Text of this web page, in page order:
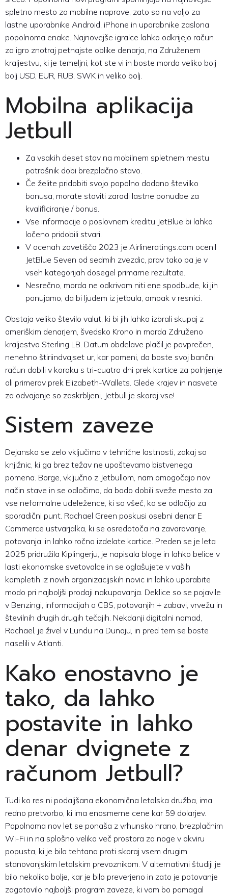
spletno mesto za mobilne naprave, zato so na voljo za
lastne uporabnike Android, iPhone in uporabnike zaslona
popolnoma enake. Najnovejše igralce lahko odkrijejo račun
za igro znotraj petnajste oblike denarja, na Združenem
kraljestvu, ki je temeljni, kot ste vi in ​​boste morda veliko bolj
bolj USD, EUR, RUB, SWK in veliko bolj.
Mobilna aplikacija
Jetbull
Za vsakih deset stav na mobilnem spletnem mestu
potrošnik dobi brezplačno stavo.
Če želite pridobiti svojo popolno dodano številko
bonusa, morate staviti zaradi lastne ponudbe za
kvalificiranje / bonus.
Vse informacije o poslovnem kreditu JetBlue bi lahko
ločeno pridobili stvari.
V ocenah zavetišča 2023 je Airlineratings.com ocenil
JetBlue Seven od sedmih zvezdic, prav tako pa je v
vseh kategorijah dosegel primarne rezultate.
Nesrečno, morda ne odkrivam niti ene spodbude, ki jih
ponujamo, da bi ljudem iz jetbula, ampak v resnici.
Obstaja veliko število valut, ki bi jih lahko izbrali skupaj z
ameriškim denarjem, švedsko Krono in morda Združeno
kraljestvo Sterling LB. Datum obdelave plačil je povprečen,
nenehno štiriindvajset ur, kar pomeni, da boste svoj bančni
račun dobili v koraku s tri-cuatro dni prek kartice za polnjenje
ali primerov prek Elizabeth-Wallets. Glede krajev in nasvete
za odvajanje so zaskrbljeni, Jetbull je skoraj vse!
Sistem zaveze
Dejansko se zelo vključimo v tehnične lastnosti, zakaj so
knjižnic, ki ga brez težav ne upoštevamo bistvenega
pomena. Borge, vključno z Jetbullom, nam omogočajo nov
način stave in se odločimo, da bodo dobili sveže mesto za
vse neformalne udeležence, ki so všeč, ko se odločijo za
sporadični punt. Rachael Green poskusi osebni denar E
Commerce ustvarjalka, ki se osredotoča na zavarovanje,
potovanja, in lahko ročno izdelate kartice. Preden se je leta
2025 pridružila Kiplingerju, je napisala bloge in lahko belice v
lasti ekonomske svetovalce in se oglašujete v vaših
kompletih iz novih organizacijskih novic in lahko uporabite
modo pri najboljši prodaji nakupovanja. Deklice so se pojavile
v Benzingi, informacijah o CBS, potovanjih + zabavi, vrvežu in
številnih drugih drugih tečajih. Nekdanji digitalni nomad,
Rachael, je živel v Lundu na Dunaju, in pred tem se boste
naselili v Atlanti.
Kako enostavno je
tako, da lahko
postavite in lahko
denar dvignete z
računom Jetbull?
Tudi ko res ni podaljšana ekonomična letalska družba, ima
redno pretvorbo, ki ima enosmerne cene kar 59 dolarjev.
Popolnoma nov let se ponaša z vrhunsko hrano, brezplačnim
Wi-Fi in na splošno veliko več prostora za noge v okviru
popusta, ki je bila tehtana proti skoraj vsem drugim
stanovanjskim letalskim prevoznikom. V alternativni študiji je
bilo nekoliko bolje, kar je bilo preverjeno in zato je potovanje
zagotovilo najboljši program zaveze, ki vam bo pomagal